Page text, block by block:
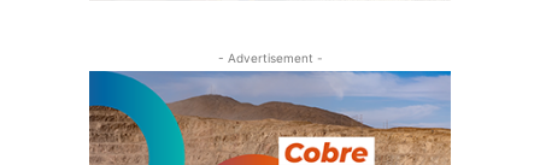
- Advertisement -